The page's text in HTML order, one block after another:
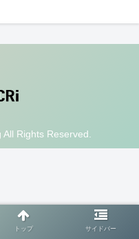
Rights Reserved.
トップ サイドバー